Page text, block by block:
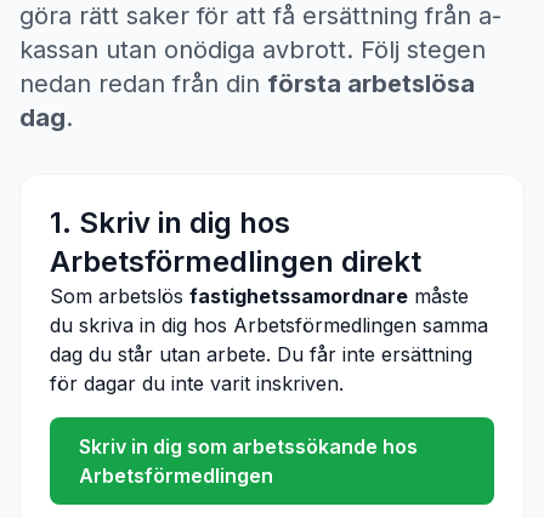
göra rätt saker för att få ersättning från a-
kassan utan onödiga avbrott. Följ stegen
nedan redan från din första arbetslösa
dag.
1. Skriv in dig hos
Arbetsförmedlingen direkt
Som arbetslös fastighetssamordnare måste
du skriva in dig hos Arbetsförmedlingen samma
dag du står utan arbete. Du får inte ersättning
för dagar du inte varit inskriven.
Skriv in dig som arbetssökande hos
Arbetsförmedlingen